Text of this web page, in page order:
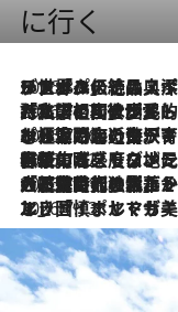
に行く
2026.8.8
リスボンの絶品スイーツ「パステル・デ・ナタ」とは？ポルトガル伝統の奥深い世界へ
2026.7.27
「私の祖国はポルトガル語です」国民的詩人フェルナンド・ペソアと、彼が愛した文学の街を歩く
2026.7.26
ポルトガル近海が育む極上の海の幸。キリリと冷えた白ワインと愉しむ、シーフード専門店の贅沢
2026.7.22
伝統の味をモダンに昇華。高感度な地元客が集う、リスボンの最旬ガストロノミー
2026.7.21
大航海時代の栄華から、震災、独裁、そして革命へ。ポルトガル・首都リスボンの石畳に刻まれた「歴史の光と影」
2026.7.13
エッセイ・ヤマザキマリ「慎ましくも美しき国 ポルトガル」